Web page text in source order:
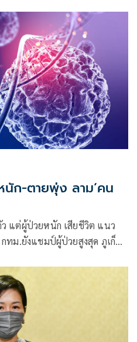
นัก-ตายพุ่ง ลาม‘คน
แต่ผู้ป่วยหนัก เสียชีวิต แนว
ทม.ยังแชมป์ผู้ป่วยสูงสุด ภูเก็ต